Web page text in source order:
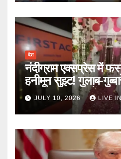
देश
नंदीग्राम एक्सप्रेस में
हनीमून सुइट! गुलाब-
You, TTE सस्पेंड
JULY 10, 2026 LIVE